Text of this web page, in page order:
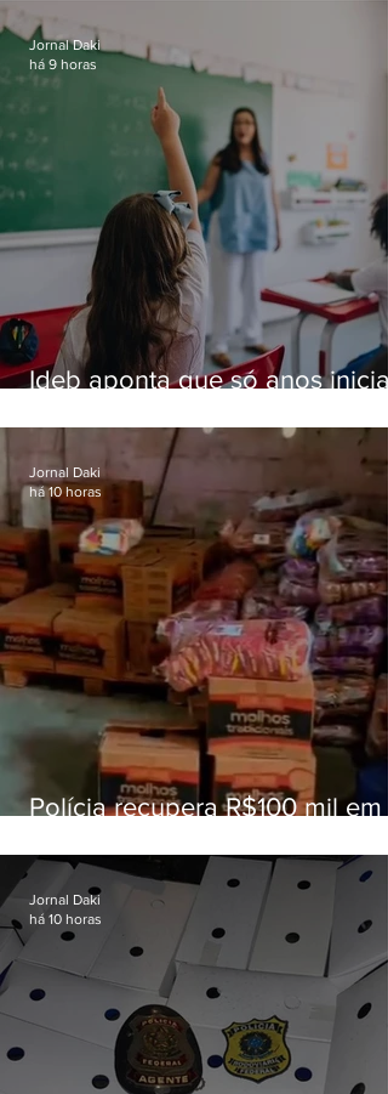
Ideb aponta que só anos
educação
Jornal Daki
há 9 horas
Polícia recupera R$100 mil em
Fluminense
Jornal Daki
há 10 horas
Jornal Daki
há 10 horas